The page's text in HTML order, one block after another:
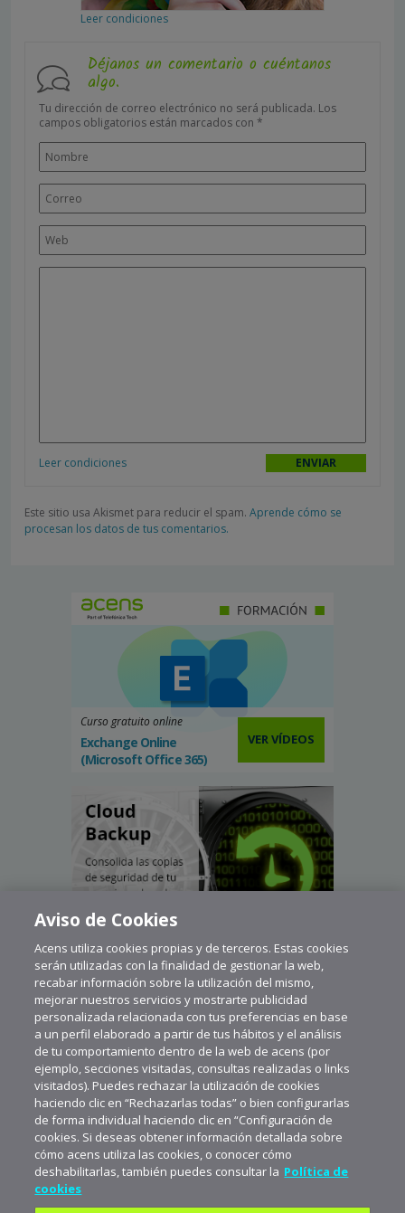
Leer condiciones
Déjanos un comentario o cuéntanos
algo.
Tu dirección de correo electrónico no será publicada. Los
campos obligatorios están marcados con *
Leer condiciones
Este sitio usa Akismet para reducir el spam. Aprende cómo se
procesan los datos de tus comentarios.
Curso gratuito online
Exchange Online
(Microsoft Office 365)
VER VÍDEOS
Aviso de Cookies
Acens utiliza cookies propias y de terceros. Estas cookies
serán utilizadas con la finalidad de gestionar la web,
recabar información sobre la utilización del mismo,
mejorar nuestros servicios y mostrarte publicidad
personalizada relacionada con tus preferencias en base
a un perfil elaborado a partir de tus hábitos y el análisis
de tu comportamiento dentro de la web de acens (por
ejemplo, secciones visitadas, consultas realizadas o links
visitados). Puedes rechazar la utilización de cookies
haciendo clic en “Rechazarlas todas” o bien configurarlas
de forma individual haciendo clic en “Configuración de
cookies. Si deseas obtener información detallada sobre
cómo acens utiliza las cookies, o conocer cómo
deshabilitarlas, también puedes consultar la Política de
cookies